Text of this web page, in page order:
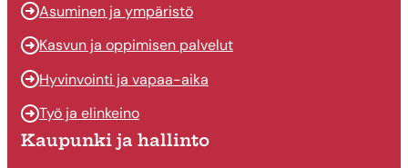
Asuminen ja ympäristö
Kasvun ja oppimisen palvelut
Hyvinvointi ja vapaa-aika
Työ ja elinkeino
Kaupunki ja hallinto